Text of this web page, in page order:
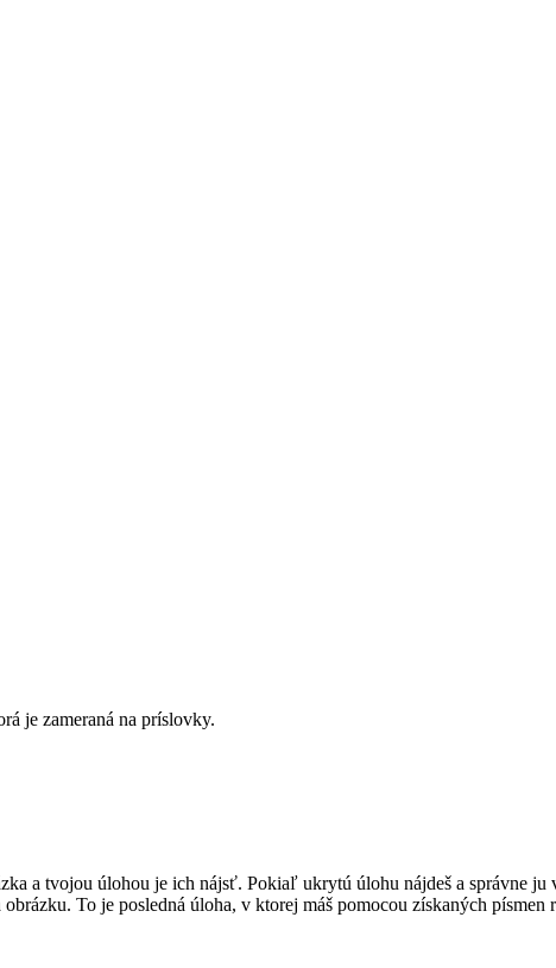
je zameraná na príslovky.
a tvojou úlohou je ich nájsť. Pokiaľ ukrytú úlohu nájdeš a správne ju
To je posledná úloha, v ktorej máš pomocou získaných